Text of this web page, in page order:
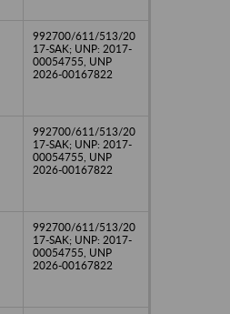
992700/611/513/20
17-SAK; UNP: 2017-
00054755, UNP
2026-00167822
992700/611/513/20
17-SAK; UNP: 2017-
00054755, UNP
2026-00167822
992700/611/513/20
17-SAK; UNP: 2017-
00054755, UNP
2026-00167822